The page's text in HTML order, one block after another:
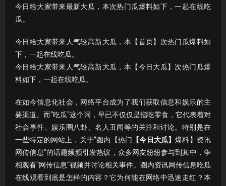
今日给大家带来最新大瓜，本次热门瓜爆料如下，一起在线吃
瓜。
今日给大家带来人气较高新大瓜，本【首页】次热门瓜爆料如
下，一起在线吃瓜。
今日给大家带来人气较高新大瓜，本【今日大瓜】次热门瓜爆
料如下，一起在线吃瓜。
在如今信息化社会，网络平台成为了我们获取信息和娱乐的主
要渠道。而“吃瓜”这个词，早已不仅仅是指吃零食，它代表着对
社会事件、娱乐圈八卦、名人丑闻等的关注和讨论。特别是在
一些特定的网站上，关于“圈内【热门
【今日大瓜】爆料】资讯
网传信息”的话题频频引发热议，众多网友纷纷参与到其中，争
相观看“网传信息”视频并讨论相关事件。圈内资讯网传信息吃瓜
在线观看到底是怎样的内容？它为何能在网络中迅速走红？本